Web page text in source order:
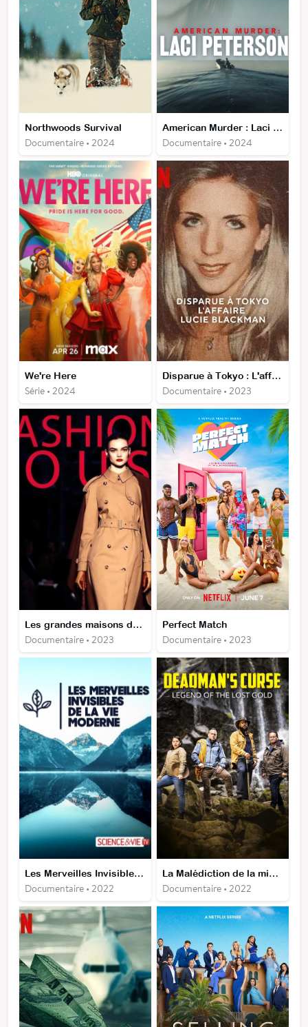
Northwoods Survival
Documentaire • 2024
American Murder : Laci Peterson
Documentaire • 2024
We're Here
Série • 2024
Disparue à Tokyo : L'affaire Lucie Blackman
Documentaire • 2023
Les grandes maisons du luxe
Documentaire • 2023
Perfect Match
Documentaire • 2023
Les Merveilles Invisibles de la Vie Moderne
Documentaire • 2022
La Malédiction de la mine perdue
Documentaire • 2022